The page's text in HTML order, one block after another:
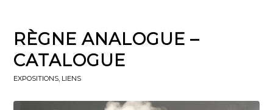
RÈGNE ANALOGUE –
CATALOGUE
EXPOSITIONS LIENS